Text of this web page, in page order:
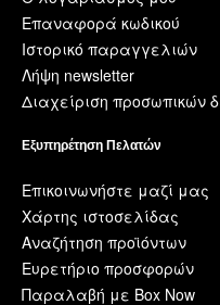
Επαναφορά κωδικού
Ιστορικό παραγγελιών
Λήψη newsletter
Διαχείριση προσωπικών
Εξυπηρέτηση Πελατών
Επικοινωνήστε μαζί μας
Χάρτης ιστοσελίδας
Αναζήτηση προϊόντων
Ευρετήριο προσφορών
Παραλαβή με Box Now